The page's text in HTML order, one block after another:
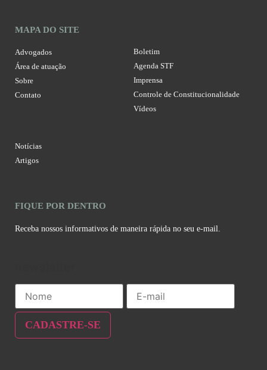
MAPA DO SITE
Advogados
Área de atuação
Sobre
Contato
Boletim
Agenda STF
Imprensa
Controle de Constitucionalidade
Vídeos
Notícias
Artigos
FIQUE POR DENTRO
Receba nossos informativos de maneira rápida no seu e-mail.